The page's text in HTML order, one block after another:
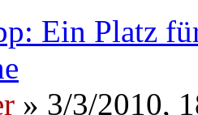
Ein Platz
» 3/3/2010,